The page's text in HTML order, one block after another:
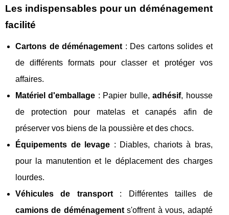
Les indispensables pour un déménagement
facilité
Cartons de déménagement : Des cartons solides et
de différents formats pour classer et protéger vos
affaires.
Matériel d'emballage : Papier bulle,adhésif, housse
de protection pour matelas et canapés afin de
préserver vos biens de la poussière et des chocs.
Équipements de levage : Diables, chariots à bras,
pour la manutention et le déplacement des charges
lourdes.
Véhicules de transport: Différentes tailles de
camions de déménagements'offrent à vous, adapté